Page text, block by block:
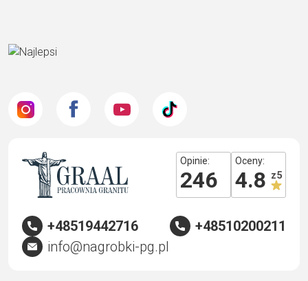
Opinie:
246
Oceny:
4.8 z 5
+48519442716
+48510200211
info@nagrobki-pg.pl